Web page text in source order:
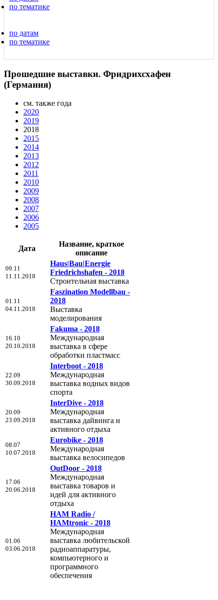
по тематике
по датам
по тематике
Прошедшие выставки. Фридрихсхафен
(Германия)
см. также года
2020
2019
2018
2015
2014
2013
2012
2011
2010
2009
2008
2007
2006
2005
Дата
Название, краткое
описание
09.11
11.11.2018
Haus|Bau|Energie
Friedrichshafen - 2018
Строительная выставка
01.11
04.11.2018
Faszination Modellbau -
2018
Выставка
моделирования
16.10
20.10.2018
Fakuma - 2018
Международная
выставка в сфере
обработки пластмасс
22.09
30.09.2018
Interboot - 2018
Международная
выставка водных видов
спорта
20.09
23.09.2018
InterDive - 2018
Международная
выставка дайвинга и
активного отдыха
08.07
10.07.2018
Eurobike - 2018
Международная
выставка велосипедов
17.06
20.06.2018
OutDoor - 2018
Международная
выставка товаров и
идей для активного
отдыха
01.06
03.06.2018
HAM Radio /
HAMtronic - 2018
Международная
выставка любительской
радиоаппаратуры,
компьютерного и
программного
обеспечения